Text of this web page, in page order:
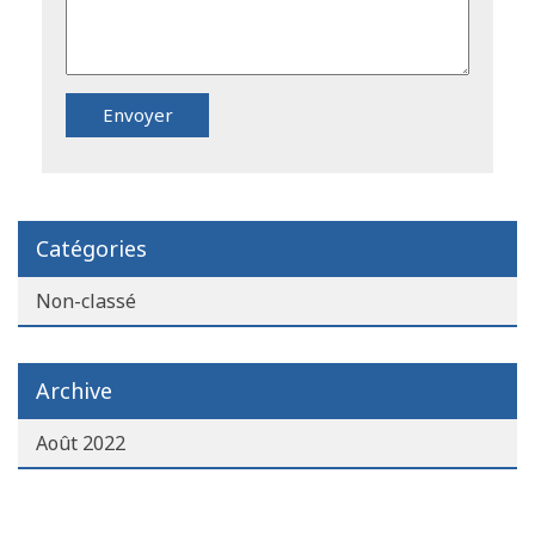
Catégories
Non-classé
Archive
Août 2022